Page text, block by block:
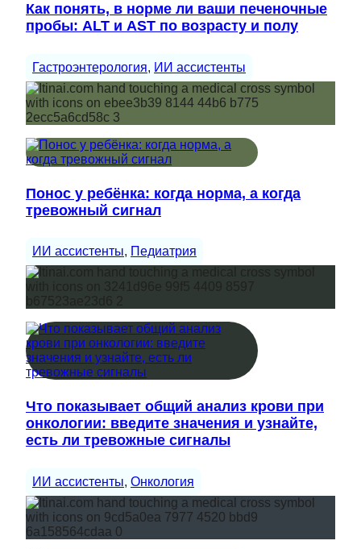
Как понять, в норме ли ваши печеночные
пробы: ALT и AST по возрасту и полу
Гастроэнтерология, ИИ ассистенты
Понос у ребёнка: когда норма, а когда
тревожный сигнал
ИИ ассистенты, Педиатрия
Что показывает общий анализ крови при
онкологии: введите значения и узнайте,
есть ли тревожные сигналы
ИИ ассистенты, Онкология